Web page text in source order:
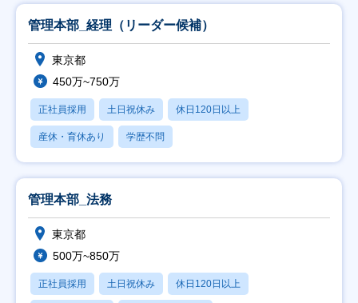
管理本部_経理（リーダー候補）
東京都
450万~750万
正社員採用 土日祝休み 休日120日以上
産休・育休あり 学歴不問
管理本部_法務
東京都
500万~850万
正社員採用 土日祝休み 休日120日以上